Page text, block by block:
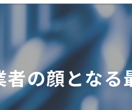
半導体
産業機械部品
油圧機器
の顔となる